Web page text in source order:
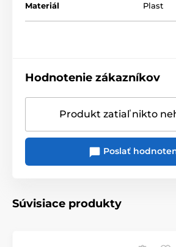
Materiál Plast
Hodnotenie zákazníkov
Produkt zatiaľ nikto
Poslať
Súvisiace produkty